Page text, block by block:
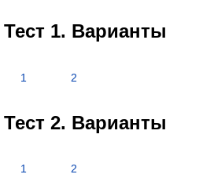
Тест 1. Варианты
1 2
Тест 2. Варианты
1 2